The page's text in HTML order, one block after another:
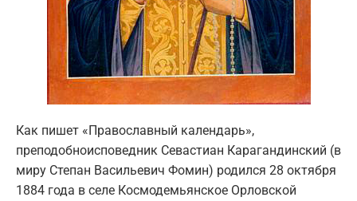
Как пишет «Православный календарь»,
преподобноисповедник Севастиан Карагандинский (в
миру Степан Васильевич Фомин) родился 28 октября
1884 года в селе Космодемьянское Орловской